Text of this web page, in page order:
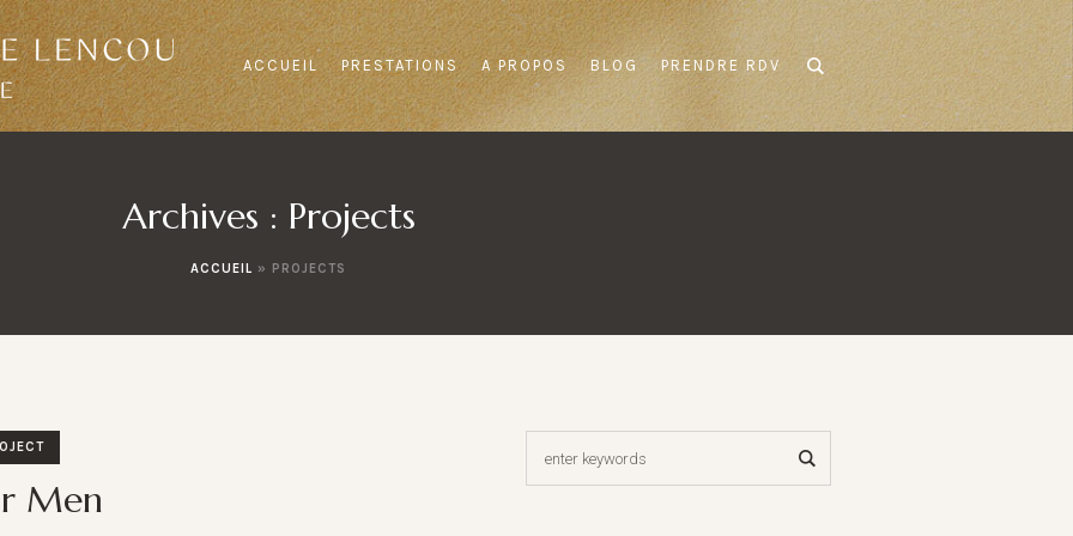
ACCUEIL PRESTATIONS A PROPOS BLOG PRENDRE RDV
Archives : Projects
ACCUEIL » PROJECTS
Men